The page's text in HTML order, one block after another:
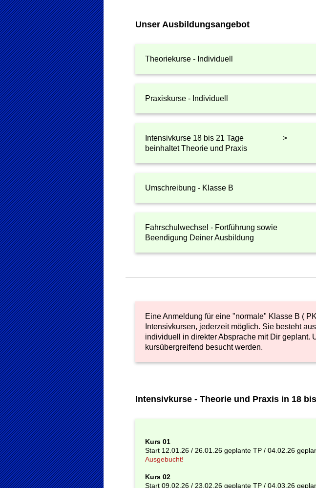
Unser Ausbildungsangebot
Theoriekurse - Individuell
Praxiskurse - Individuell
Intensivkurse 18 bis 21 Tage >
beinhaltet Theorie und Praxis
Umschreibung - Klasse B
Fahrschulwechsel - Fortführung sowie
Beendigung Deiner Ausbildung
Eine Anmeldung für eine "normale" Klasse B (
Intensivkursen, jederzeit möglich. Sie besteht
individuell in direkter Absprache mit Dir
kursübergreifend besucht werden.
Intensivkurse - Theorie und Praxis in 18
Kurs 01
Start 12.01.26 / 26.01.26 geplante TP / 04.02.26
Ausgebucht!
Kurs 02
Start 09.02.26 / 23.02.26 geplante TP / 04.03.26